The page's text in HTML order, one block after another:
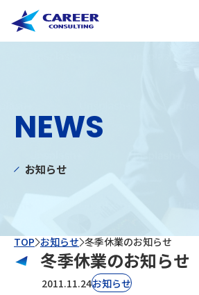
NEWS
お知らせ
TOP お知らせ 冬季休業のお知らせ
冬季休業のお知らせ
2011.11.24お知らせ